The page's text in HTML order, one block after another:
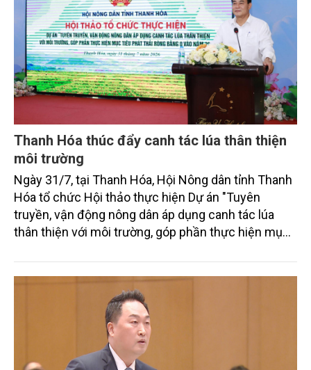
Thanh Hóa thúc đẩy canh tác lúa thân thiện
môi trường
Ngày 31/7, tại Thanh Hóa, Hội Nông dân tỉnh Thanh
Hóa tổ chức Hội thảo thực hiện Dự án "Tuyên
truyền, vận động nông dân áp dụng canh tác lúa
thân thiện với môi trường, góp phần thực hiện mục
trình thu hút sự tham gia của đông đảo đại biểu đến
từ các cơ quan quản lý nhà nước, đơn vị nghiên cứu,
doanh nghiệp, hợp tác xã và nông dân đang trực
tiếp triển khai mô hình sản xuất lúa phát thải thấp.